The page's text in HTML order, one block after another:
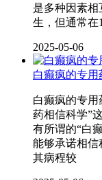
是多种因素
生，但通常在
2025-05-06
白癫疯的专用
白癫疯的专用
药相信科学”
有所谓的“白
能够承诺相信
其病程较